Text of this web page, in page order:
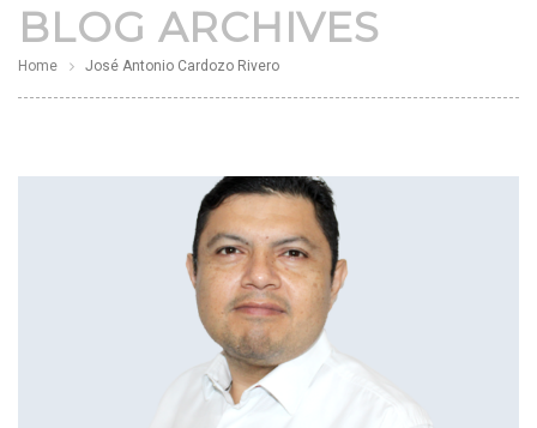
BLOG ARCHIVES
Home José Antonio Cardozo Rivero